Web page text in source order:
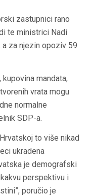
zastupnici rano
te ministrici Nadi
a za njezin opoziv 59
kupovina mandata,
vrata mogu
normalne
SDP-a.
to više nikad
ukradena
je demografski
perspektivu i
poručio je